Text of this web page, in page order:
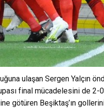
ulaşan Sergen Yalçın
final mücadelesini de 2-
götüren Beşiktaş’ın